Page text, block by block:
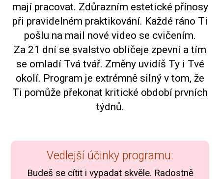
mají pracovat. Zdůrazním estetické přínosy
při pravidelném praktikování. Každé ráno Ti
pošlu na mail nové video se cvičením.
Za 21 dní se svalstvo obličeje zpevní a tím
se omladí Tvá tvář. Změny uvidíš Ty i Tvé
okolí. Program je extrémně silný v tom, že
Ti pomůže překonat kritické období prvních
týdnů.
Vedlejší účinky programu:
Budeš se cítit i vypadat skvěle. Radostně